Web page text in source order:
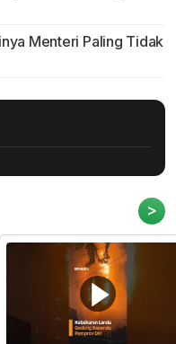
Menteri Paling Tidak
>